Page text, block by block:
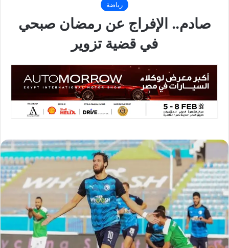
رياضة
صادم.. الإفراج عن رمضان صبحي
في قضية تزوير